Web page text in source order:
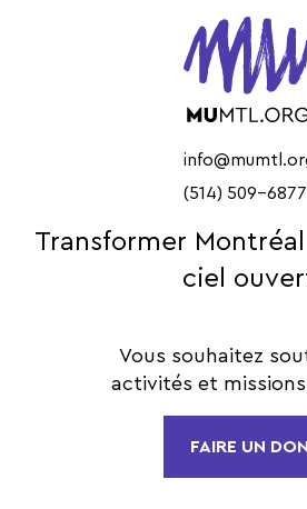
(514) 509-6877
Transformer
ciel
Vous souhaitez
activités et missions
FAIRE UN DON